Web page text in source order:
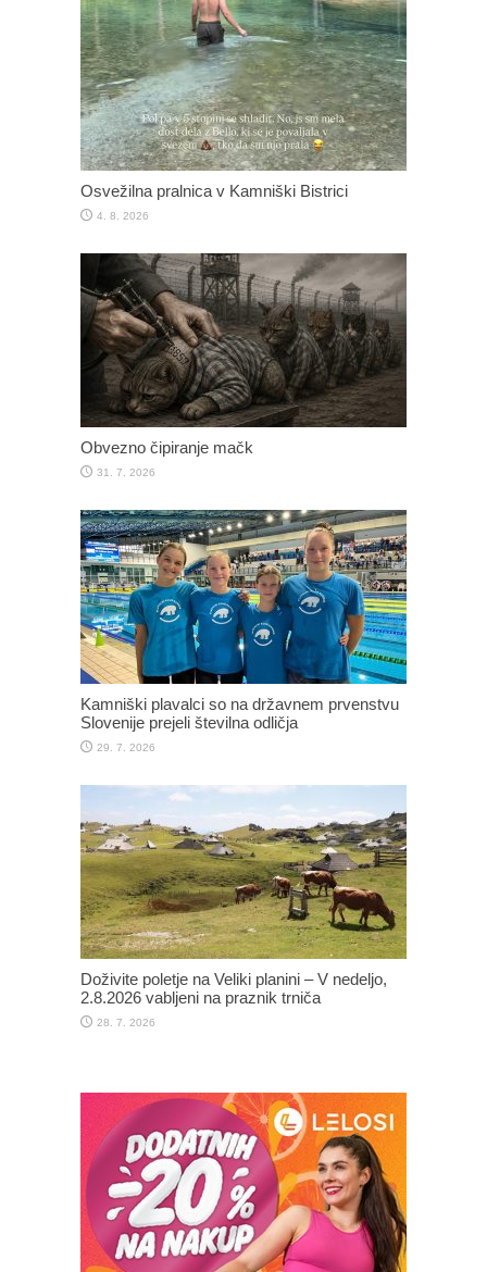
Osvežilna pralnica v Kamniški Bistrici
4. 8. 2026
Obvezno čipiranje mačk
31. 7. 2026
Kamniški plavalci so na državnem prvenstvu
Slovenije prejeli številna odličja
29. 7. 2026
Doživite poletje na Veliki planini – V nedeljo,
2.8.2026 vabljeni na praznik trniča
28. 7. 2026